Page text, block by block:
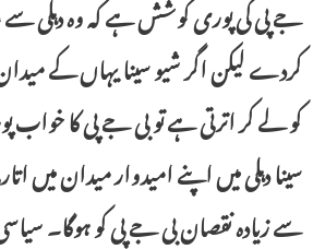
جے پی کی پوری کوشش ہے کہ وہ دہلی سے
کردے لیکن اگر شیو سینا یہاں کے
کو لے کر اترتی ہے تو بی جے پی کا خواب
سینا دہلی میں اپنے امیدوار میدان
سے زیادہ نقصان بی جے پی کو ہوگا۔